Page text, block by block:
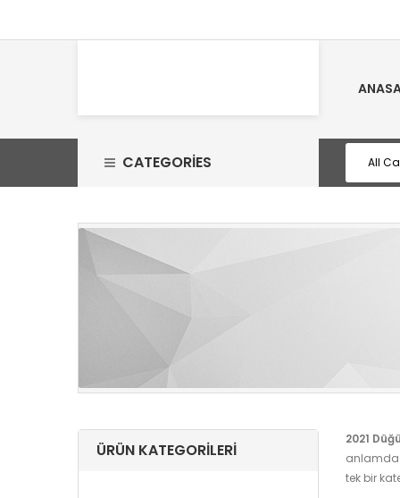
CATEGORIES
ÜRÜN KATEGORILERI
2021
anlamda
tek bir